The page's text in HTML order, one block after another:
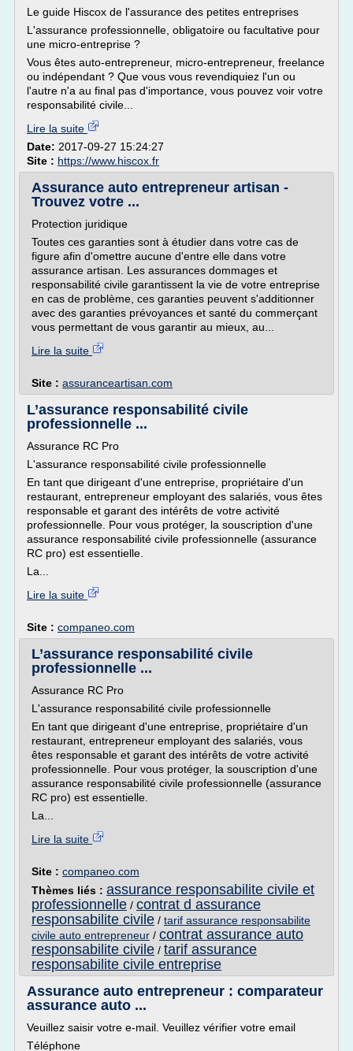
Le guide Hiscox de l'assurance des petites entreprises
L'assurance professionnelle, obligatoire ou facultative pour
une micro-entreprise ?
Vous êtes auto-entrepreneur, micro-entrepreneur, freelance
ou indépendant ? Que vous vous revendiquiez l'un ou
l'autre n'a au final pas d'importance, vous pouvez voir votre
responsabilité civile...
Lire la suite
Date: 2017-09-27 15:24:27
Site : https://www.hiscox.fr
Assurance auto entrepreneur artisan -
Trouvez votre ...
Protection juridique
Toutes ces garanties sont à étudier dans votre cas de
figure afin d'omettre aucune d'entre elle dans votre
assurance artisan. Les assurances dommages et
responsabilité civile garantissent la vie de votre entreprise
en cas de problème, ces garanties peuvent s'additionner
avec des garanties prévoyances et santé du commerçant
vous permettant de vous garantir au mieux, au...
Lire la suite
Site : assuranceartisan.com
L’assurance responsabilité civile
professionnelle ...
Assurance RC Pro
L'assurance responsabilité civile professionnelle
En tant que dirigeant d'une entreprise, propriétaire d'un
restaurant, entrepreneur employant des salariés, vous êtes
responsable et garant des intérêts de votre activité
professionnelle. Pour vous protéger, la souscription d'une
assurance responsabilité civile professionnelle (assurance
RC pro) est essentielle.
La...
Lire la suite
Site : companeo.com
L’assurance responsabilité civile
professionnelle ...
Assurance RC Pro
L'assurance responsabilité civile professionnelle
En tant que dirigeant d'une entreprise, propriétaire d'un
restaurant, entrepreneur employant des salariés, vous
êtes responsable et garant des intérêts de votre activité
professionnelle. Pour vous protéger, la souscription d'une
assurance responsabilité civile professionnelle (assurance
RC pro) est essentielle.
La...
Lire la suite
Site : companeo.com
Thèmes liés : assurance responsabilite civile et
professionnelle / contrat d assurance
responsabilite civile / tarif assurance responsabilite
civile auto entrepreneur / contrat assurance auto
responsabilite civile / tarif assurance
responsabilite civile entreprise
Assurance auto entrepreneur : comparateur
assurance auto ...
Veuillez saisir votre e-mail. Veuillez vérifier votre email
Téléphone